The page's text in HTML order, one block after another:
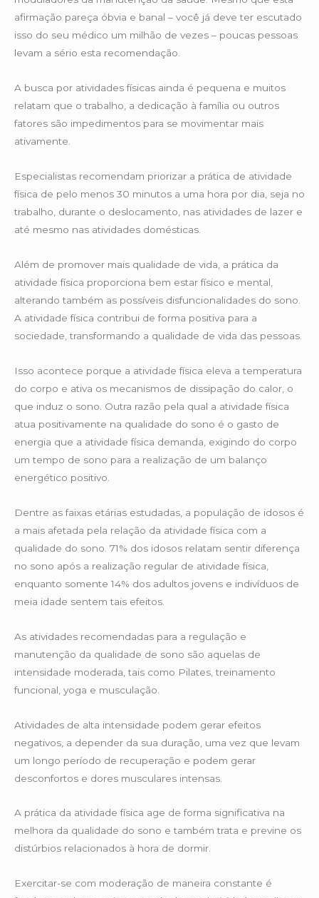
afirmação pareça óbvia e banal – você já deve ter escutado
isso do seu médico um milhão de vezes – poucas pessoas
levam a sério esta recomendação.
A busca por atividades físicas ainda é pequena e muitos
relatam que o trabalho, a dedicação à família ou outros
fatores são impedimentos para se movimentar mais
ativamente.
Especialistas recomendam priorizar a prática de atividade
física de pelo menos 30 minutos a uma hora por dia, seja no
trabalho, durante o deslocamento, nas atividades de lazer e
até mesmo nas atividades domésticas.
Além de promover mais qualidade de vida, a prática da
atividade física proporciona bem estar físico e mental,
alterando também as possíveis disfuncionalidades do sono.
A atividade física contribui de forma positiva para a
sociedade, transformando a qualidade de vida das pessoas.
Isso acontece porque a atividade física eleva a temperatura
do corpo e ativa os mecanismos de dissipação do calor, o
que induz o sono. Outra razão pela qual a atividade física
atua positivamente na qualidade do sono é o gasto de
energia que a atividade física demanda, exigindo do corpo
um tempo de sono para a realização de um balanço
energético positivo.
Dentre as faixas etárias estudadas, a população de idosos é
a mais afetada pela relação da atividade física com a
qualidade do sono. 71% dos idosos relatam sentir diferença
no sono após a realização regular de atividade física,
enquanto somente 14% dos adultos jovens e indivíduos de
meia idade sentem tais efeitos.
As atividades recomendadas para a regulação e
manutenção da qualidade de sono são aquelas de
intensidade moderada, tais como Pilates, treinamento
funcional, yoga e musculação.
Atividades de alta intensidade podem gerar efeitos
negativos, a depender da sua duração, uma vez que levam
um longo período de recuperação e podem gerar
desconfortos e dores musculares intensas.
A prática da atividade física age de forma significativa na
melhora da qualidade do sono e também trata e previne os
distúrbios relacionados à hora de dormir.
Exercitar-se com moderação de maneira constante é